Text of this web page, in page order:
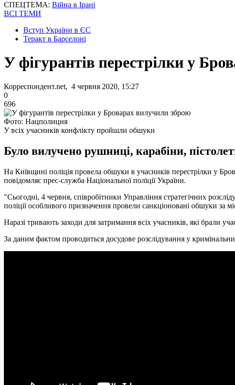
СПЕЦТЕМА: Війна в Ірані
ВСІ ТЕМИ
Вступ України в ЄС
Теракт в Барселоні
У фігурантів перестрілки у
Корреспондент.net, 4 червня 2020, 15:27
0
696
Фото: Нацполиция
У всіх учасників конфлікту пройшли обшуки
Було вилучено рушниці, карабіни,
На Київщині поліція провела обшуки в учасників перестрілки у
повідомляє прес-служба Національної поліції України.
"Сьогодні, 4 червня, співробітники Управління стратегічних
поліції особливого призначення провели санкціоновані обшуки за
Наразі тривають заходи для затримання всіх учасників, які брали
За даним фактом проводиться досудове розслідування у